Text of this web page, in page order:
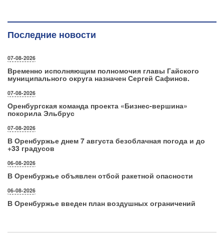
Последние новости
07-08-2026
Временно исполняющим полномочия главы Гайского
муниципального округа назначен Сергей Сафинов.
07-08-2026
Оренбургская команда проекта «Бизнес‑вершина»
покорила Эльбрус
07-08-2026
В Оренбуржье днем 7 августа безоблачная погода и до
+33 градусов
06-08-2026
В Оренбуржье объявлен отбой ракетной опасности
06-08-2026
В Оренбуржье введен план воздушных ограничений